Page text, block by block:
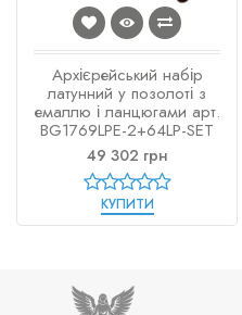
Архієрейський набір
латунний у позолоті з
емаллю і ланцюгами арт.
BG1769LPE-2+64LP-SET
49 302 грн
КУПИТИ